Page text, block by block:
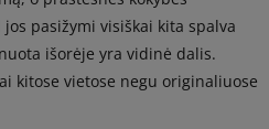
pasižymi visiškai kita spalva
išorėje yra vidinė dalis.
kitose vietose negu originaliuose